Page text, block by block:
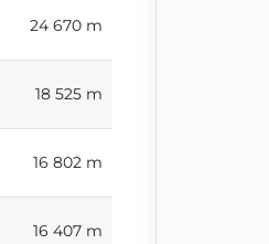
24 670 m
18 525 m
16 802 m
16 407 m